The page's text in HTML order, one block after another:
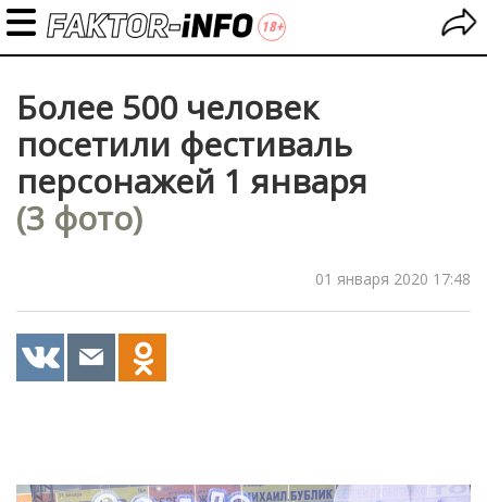
Более 500 человек
посетили фестиваль
персонажей 1 января
(3 фото)
01 января 2020 17:48